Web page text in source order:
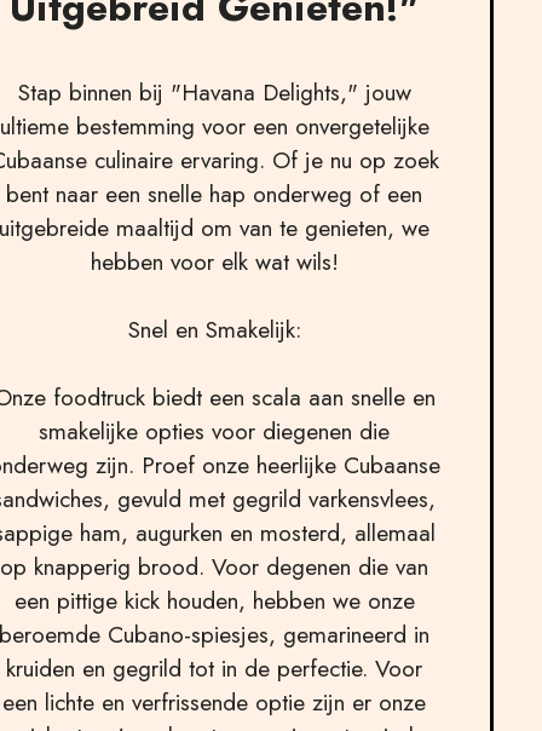
Stap binnen bij "Havana Delights," jouw
ultieme bestemming voor een onvergetelijke
culinaire ervaring. Of je nu op zoek
bent naar een snelle hap onderweg of een
uitgebreide maaltijd om van te genieten, we
hebben voor elk wat wils!
Snel en Smakelijk:
foodtruck biedt een scala aan snelle en
smakelijke opties voor diegenen die
zijn. Proef onze heerlijke Cubaanse
gevuld met gegrild varkensvlees,
ham, augurken en mosterd, allemaal
op knapperig brood. Voor degenen die van
een pittige kick houden, hebben we onze
beroemde Cubano-spiesjes, gemarineerd in
kruiden en gegrild tot in de perfectie. Voor
een lichte en verfrissende optie zijn er onze